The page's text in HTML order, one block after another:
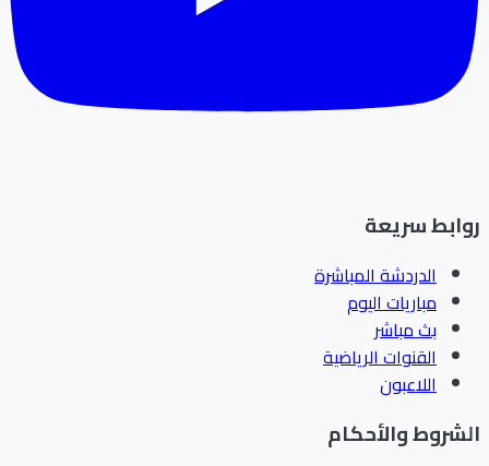
سريعة
الدردشة المباشرة
مباريات اليوم
بث مباشر
القنوات الرياضية
اللاعبون
والأحكام